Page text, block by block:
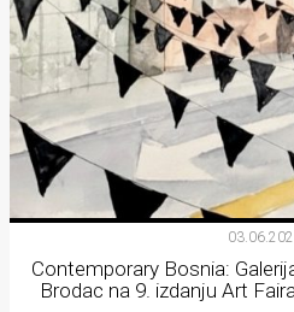
Contemporary Bosnia:
Brodac na 9. izdanju Art